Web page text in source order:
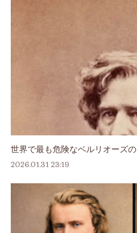
世界で最も危険なベルリオーズ
2026.01.31 23:19